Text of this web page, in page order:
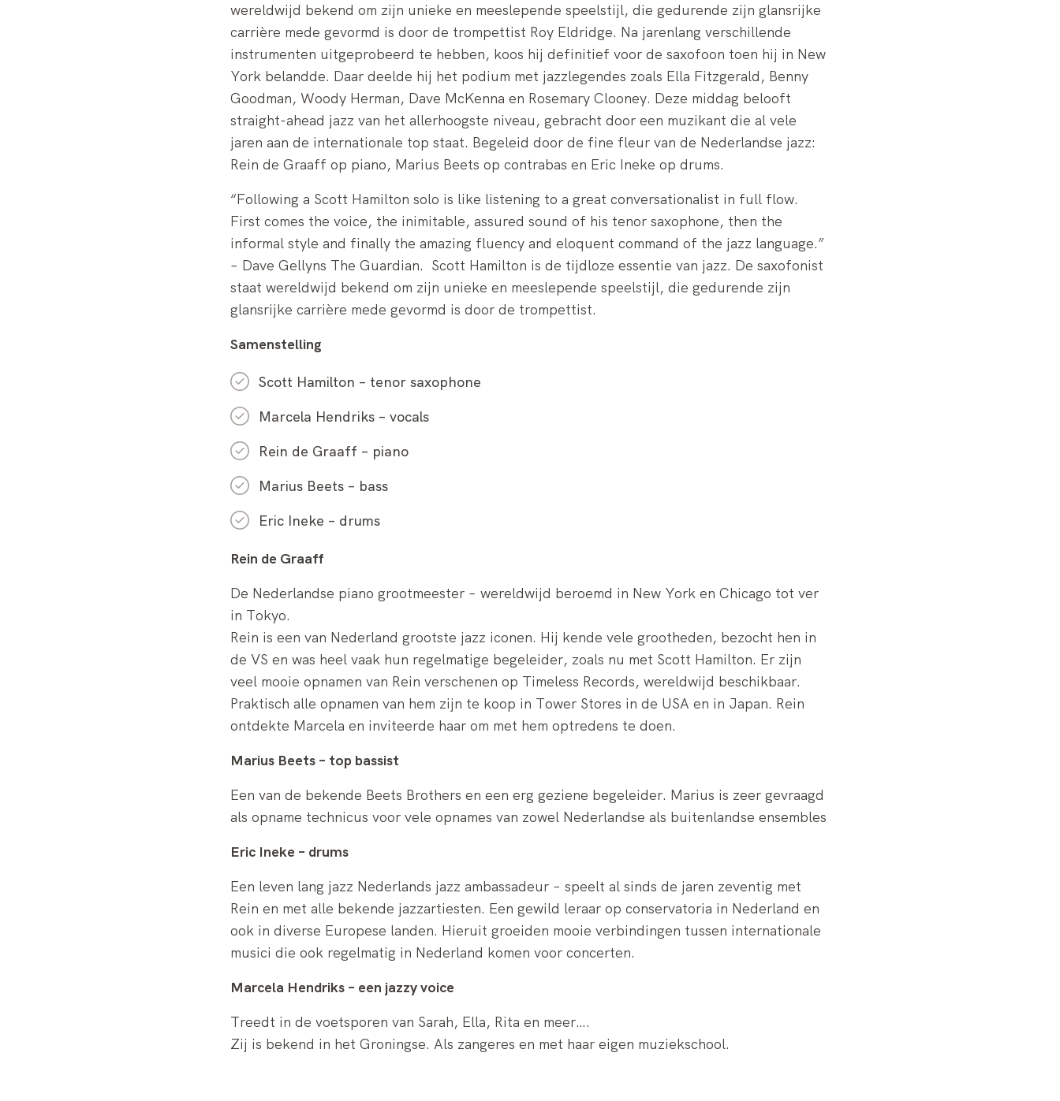
wereldwijd bekend om zijn unieke en meeslepende speelstijl, die gedurende zijn glansrijke
carrière mede gevormd is door de trompettist Roy Eldridge. Na jarenlang verschillende
instrumenten uitgeprobeerd te hebben, koos hij definitief voor de saxofoon toen hij in New
York belandde. Daar deelde hij het podium met jazzlegendes zoals Ella Fitzgerald, Benny
Goodman, Woody Herman, Dave McKenna en Rosemary Clooney. Deze middag belooft
straight-ahead jazz van het allerhoogste niveau, gebracht door een muzikant die al vele
jaren aan de internationale top staat. Begeleid door de fine fleur van de Nederlandse jazz:
Rein de Graaff op piano, Marius Beets op contrabas en Eric Ineke op drums.
“Following a Scott Hamilton solo is like listening to a great conversationalist in full flow.
First comes the voice, the inimitable, assured sound of his tenor saxophone, then the
informal style and finally the amazing fluency and eloquent command of the jazz language.”
– Dave Gellyns The Guardian. Scott Hamilton is de tijdloze essentie van jazz. De saxofonist
staat wereldwijd bekend om zijn unieke en meeslepende speelstijl, die gedurende zijn
glansrijke carrière mede gevormd is door de trompettist.
Samenstelling
Scott Hamilton – tenor saxophone
Marcela Hendriks – vocals
Rein de Graaff – piano
Marius Beets – bass
Eric Ineke – drums
Rein de Graaff
De Nederlandse piano grootmeester – wereldwijd beroemd in New York en Chicago tot ver
in Tokyo.
Rein is een van Nederland grootste jazz iconen. Hij kende vele grootheden, bezocht hen in
de VS en was heel vaak hun regelmatige begeleider, zoals nu met Scott Hamilton. Er zijn
veel mooie opnamen van Rein verschenen op Timeless Records, wereldwijd beschikbaar.
Praktisch alle opnamen van hem zijn te koop in Tower Stores in de USA en in Japan. Rein
ontdekte Marcela en inviteerde haar om met hem optredens te doen.
Marius Beets – top bassist
Een van de bekende Beets Brothers en een erg geziene begeleider. Marius is zeer gevraagd
als opname technicus voor vele opnames van zowel Nederlandse als buitenlandse ensembles
Eric Ineke – drums
Een leven lang jazz Nederlands jazz ambassadeur – speelt al sinds de jaren zeventig met
Rein en met alle bekende jazzartiesten. Een gewild leraar op conservatoria in Nederland en
ook in diverse Europese landen. Hieruit groeiden mooie verbindingen tussen internationale
musici die ook regelmatig in Nederland komen voor concerten.
Marcela Hendriks – een jazzy voice
Treedt in de voetsporen van Sarah, Ella, Rita en meer….
Zij is bekend in het Groningse. Als zangeres en met haar eigen muziekschool.